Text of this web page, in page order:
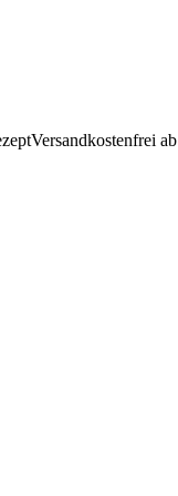
Versandkostenfrei